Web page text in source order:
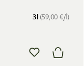
3l (59,00 €/l)